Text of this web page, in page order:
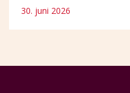
30. juni 2026